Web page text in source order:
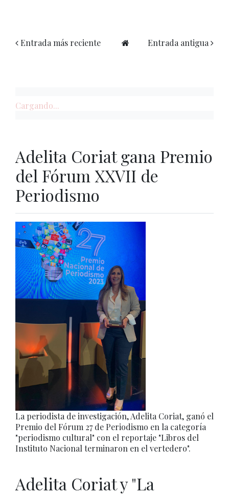
Entrada más reciente Entrada antigua
Cargando...
Adelita Coriat gana Premio
del Fórum XXVII de
Periodismo
La periodista de investigación, Adelita Coriat, ganó el
Premio del Fórum 27 de Periodismo en la categoría
"periodismo cultural" con el reportaje "Libros del
Instituto Nacional terminaron en el vertedero".
Adelita Coriat y "La